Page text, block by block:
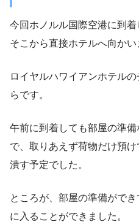
今回ホノルル国際空港に到着
そこから直接ホテルへ向かい
ロイヤルハワイアンホテル
らです。
午前に到着しても部屋の準
で、取りあえず荷物だけ預
潰す予定でした。
ところが、部屋の準備がで
に入ることができました。